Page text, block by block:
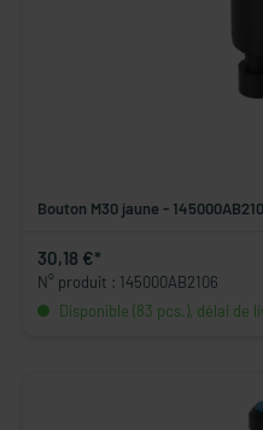
Bouton M30 jaune -
30,18 €*
N° produit : 145000AB2106
Disponible (83 pcs.), délai de